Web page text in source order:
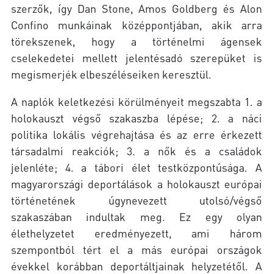
szerzők, így Dan Stone, Amos Goldberg és Alon
Confino munkáinak középpontjában, akik arra
törekszenek, hogy a történelmi ágensek
cselekedetei mellett jelentésadó szerepüket is
megismerjék elbeszéléseiken keresztül.
A naplók keletkezési körülményeit megszabta 1. a
holokauszt végső szakaszba lépése; 2. a náci
politika lokális végrehajtása és az erre érkezett
társadalmi reakciók; 3. a nők és a családok
jelenléte; 4. a tábori élet testközpontúsága. A
magyarországi deportálások a holokauszt európai
történetének úgynevezett utolsó/végső
szakaszában indultak meg. Ez egy olyan
élethelyzetet eredményezett, ami három
szempontból tért el a más európai országok
évekkel korábban deportáltjainak helyzetétől. A